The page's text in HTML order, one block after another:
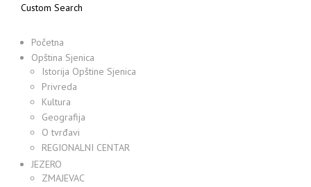
Custom Search
Početna
Opština Sjenica
Istorija Opštine Sjenica
Privreda
Kultura
Geografija
O tvrđavi
REGIONALNI CENTAR
JEZERO
ZMAJEVAC